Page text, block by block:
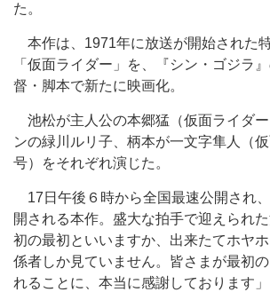
た。
本作は、1971年に放送が開始された
「仮面ライダー」を、『シン・ゴジラ
督・脚本で新たに映画化。
池松が主人公の本郷猛（仮面ライダ
ンの緑川ルリ子、柄本が一文字隼人（
号）をそれぞれ演じた。
17日午後６時から全国最速公開され
開される本作。盛大な拍手で迎えられ
初の最初といいますか、出来たてホヤ
係者しか見ていません。皆さまが最初
れることに、本当に感謝しております」